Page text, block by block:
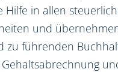
Hilfe in allen
und
zu führenden